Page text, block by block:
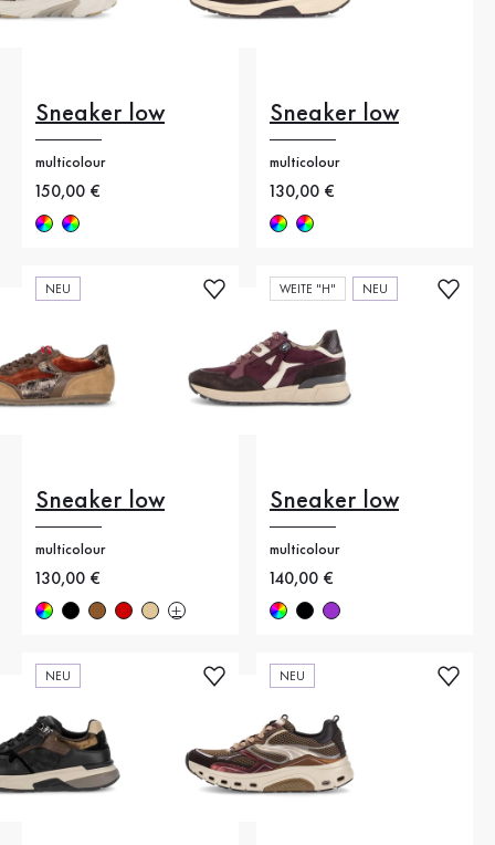
Sneaker low
multicolour
Neuer Preis
150,00 €
Sneaker low
multicolour
Neuer Preis
130,00 €
NEU
Sneaker low
multicolour
Neuer Preis
130,00 €
WEITE "H" NEU
Sneaker low
multicolour
Neuer Preis
140,00 €
NEU NEU